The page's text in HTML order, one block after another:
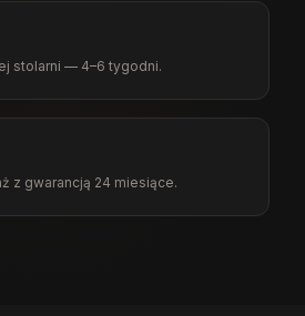
stolarni — 4–6 tygodni.
z gwarancją 24 miesiące.